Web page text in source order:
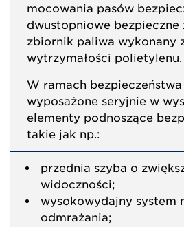
mocowania pasów
dwustopniowe
zbiornik paliwa wykonany
wytrzymałości polietylenu.
W ramach
wyposażone seryjnie w
elementy podnoszące
takie jak np.:
przednia szyba o
widoczności;
wysokowydajny system
odmrażania;